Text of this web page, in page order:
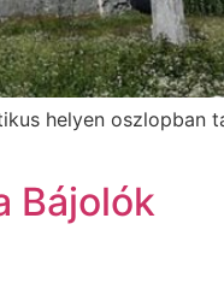
helyen oszlopban
Bájolók